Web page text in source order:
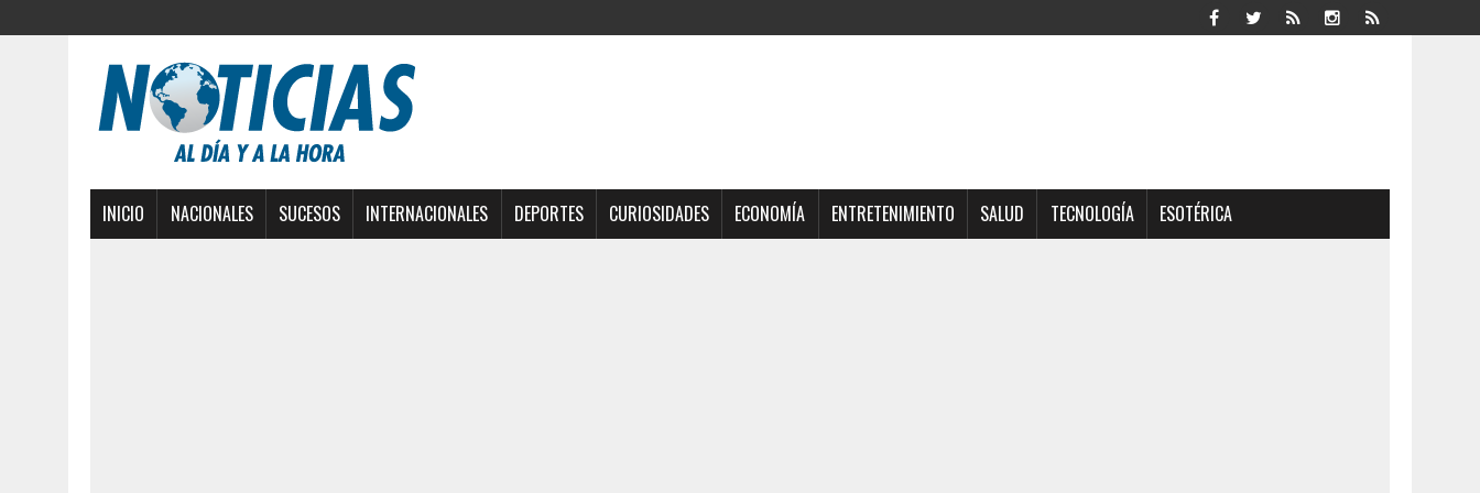
INICIO NACIONALES SUCESOS INTERNACIONALES DEPORTES CURIOSIDADES ECONOMÍA ENTRETENIMIENTO SALUD TECNOLOGÍA ESOTÉRICA